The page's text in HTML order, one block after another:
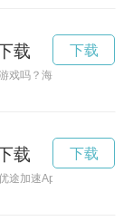
载
戏吗？海鸥加速器最新
下载
载
途加速App吧！官网提
下载